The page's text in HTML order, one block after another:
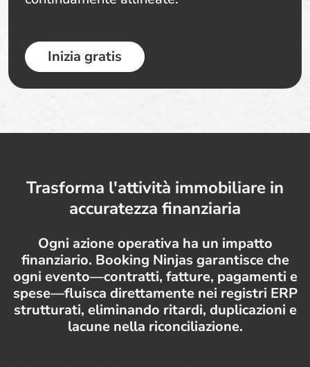
Inizia gratis
Trasforma l'attività immobiliare in
accuratezza finanziaria
Ogni azione operativa ha un impatto
finanziario. Booking Ninjas garantisce che
ogni evento—contratti, fatture, pagamenti e
spese—fluisca direttamente nei registri ERP
strutturati, eliminando ritardi, duplicazioni e
lacune nella riconciliazione.